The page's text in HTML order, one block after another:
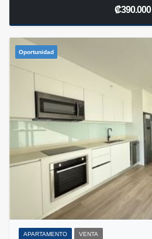
₡390.000
Oportunidad
APARTAMENTO VENTA